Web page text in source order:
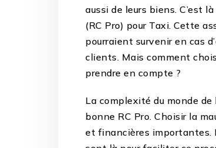
aussi de leurs biens. C’est
(RC Pro) pour Taxi. Cette
pourraient survenir en cas
clients. Mais comment
prendre en compte ?
La complexité du monde
bonne RC Pro. Choisir la
et financières importantes.